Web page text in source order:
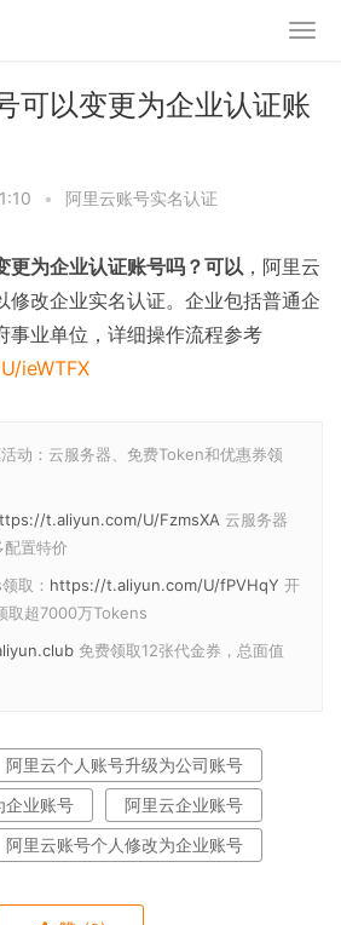
可以变更为企业认证账
• 阿里云账号实名认证
更为企业认证账号吗？可以 ，阿里云
修改企业实名认证。企业包括普通企
事业单位，详细操作流程参考
ieWTFX
动：云服务器、免费Token和优惠券领
t.aliyun.com/U/FzmsXA 云服务器
置特价
取： https://t.aliyun.com/U/fPVHqY 开
取超7000万Tokens
免费领取12张代金券，总面值
阿里云个人账号升级为公司账号
企业账号
阿里云企业账号
阿里云账号个人修改为企业账号